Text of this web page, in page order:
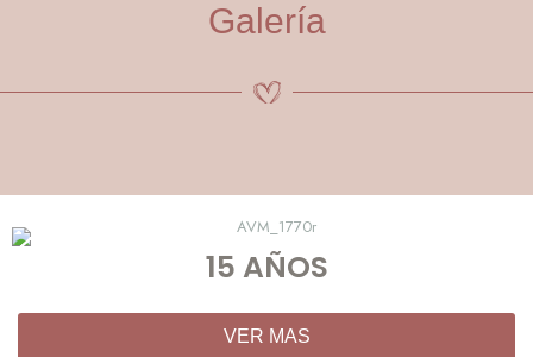
Galería
15 AÑOS
VER MAS